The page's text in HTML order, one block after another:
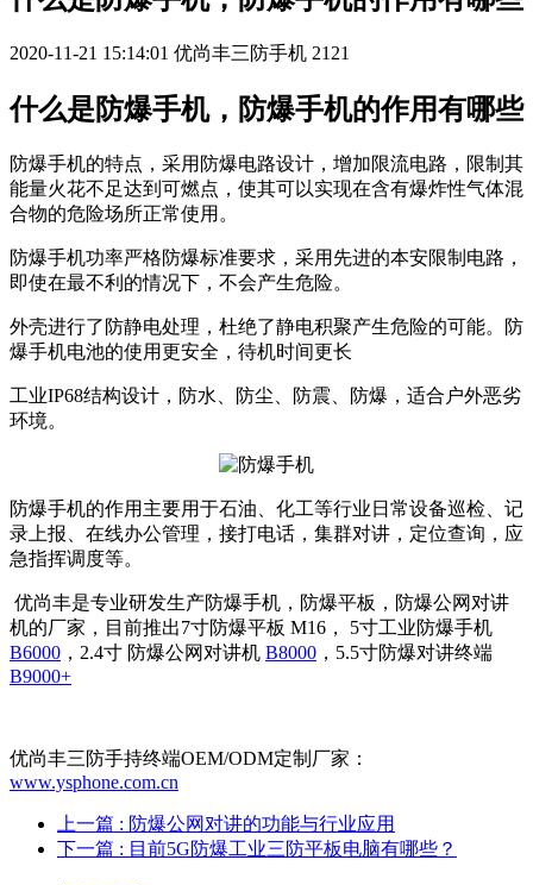
2020-11-21 15:14:01 优尚丰三防手机 2121
什么是防爆手机，防爆手机的作用有哪些
防爆手机的特点，采用防爆电路设计，增加限流电路，限制其
能量火花不足达到可燃点，使其可以实现在含有爆炸性气体混
合物的危险场所正常使用。
防爆手机功率严格防爆标准要求，采用先进的本安限制电路，
即使在最不利的情况下，不会产生危险。
外壳进行了防静电处理，杜绝了静电积聚产生危险的可能。防
爆手机电池的使用更安全，待机时间更长
工业IP68结构设计，防水、防尘、防震、防爆，适合户外恶劣
环境。
防爆手机的作用主要用于石油、化工等行业日常设备巡检、记
录上报、在线办公管理，接打电话，集群对讲，定位查询，应
急指挥调度等。
优尚丰是专业研发生产防爆手机，防爆平板，防爆公网对讲
机的厂家，目前推出7寸防爆平板 M16， 5寸工业防爆手机
B6000 ，2.4寸 防爆公网对讲机 B8000 ，5.5寸防爆对讲终端
B9000+
优尚丰三防手持终端OEM/ODM定制厂家：
www.ysphone.com.cn
上一篇 : ​防爆公网对讲的功能与行业应用
下一篇 : 目前5G防爆工业三防平板电脑有哪些？